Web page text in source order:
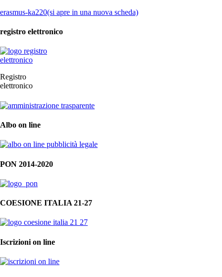
erasmus-ka220(si apre in una nuova scheda)
registro elettronico
Registro
elettronico
Albo on line
PON 2014-2020
COESIONE ITALIA 21-27
Iscrizioni on line